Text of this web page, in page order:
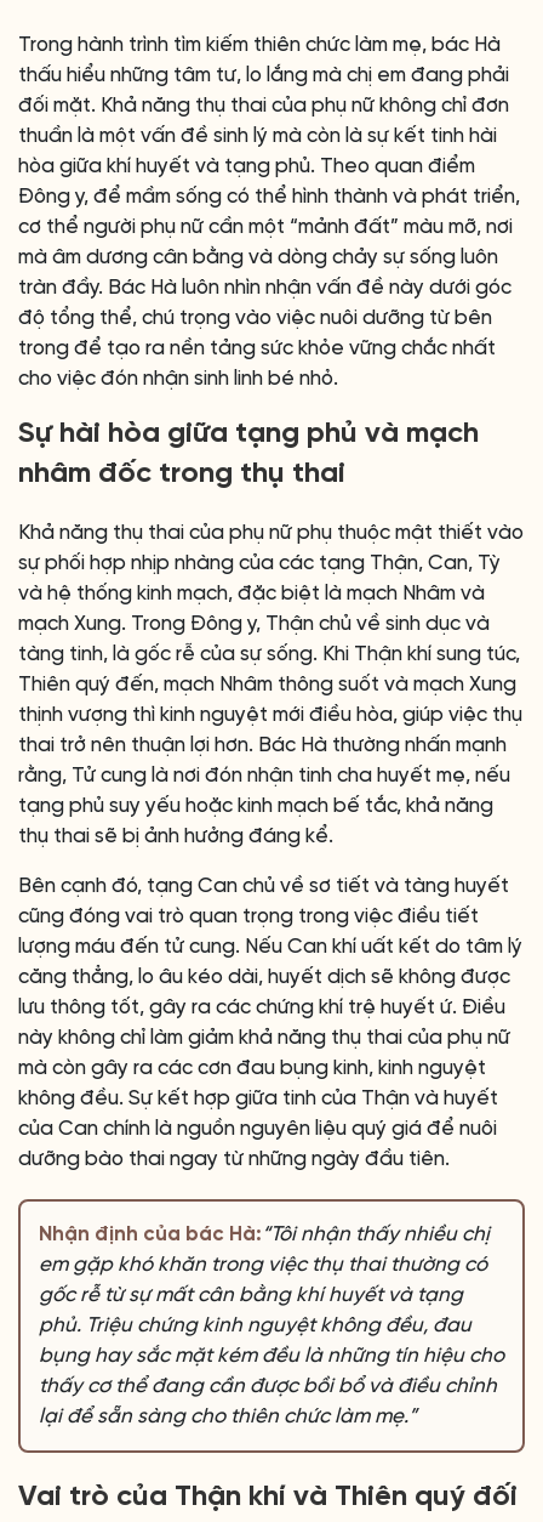
Trong hành trình tìm kiếm thiên chức làm mẹ, bác Hà
thấu hiểu những tâm tư, lo lắng mà chị em đang phải
đối mặt. Khả năng thụ thai của phụ nữ không chỉ đơn
thuần là một vấn đề sinh lý mà còn là sự kết tinh hài
hòa giữa khí huyết và tạng phủ. Theo quan điểm
Đông y, để mầm sống có thể hình thành và phát triển,
cơ thể người phụ nữ cần một “mảnh đất” màu mỡ, nơi
mà âm dương cân bằng và dòng chảy sự sống luôn
tràn đầy. Bác Hà luôn nhìn nhận vấn đề này dưới góc
độ tổng thể, chú trọng vào việc nuôi dưỡng từ bên
trong để tạo ra nền tảng sức khỏe vững chắc nhất
cho việc đón nhận sinh linh bé nhỏ.
Sự hài hòa giữa tạng phủ và mạch
nhâm đốc trong thụ thai
Khả năng thụ thai của phụ nữ phụ thuộc mật thiết vào
sự phối hợp nhịp nhàng của các tạng Thận, Can, Tỳ
và hệ thống kinh mạch, đặc biệt là mạch Nhâm và
mạch Xung. Trong Đông y, Thận chủ về sinh dục và
tàng tinh, là gốc rễ của sự sống. Khi Thận khí sung túc,
Thiên quý đến, mạch Nhâm thông suốt và mạch Xung
thịnh vượng thì kinh nguyệt mới điều hòa, giúp việc thụ
thai trở nên thuận lợi hơn. Bác Hà thường nhấn mạnh
rằng, Tử cung là nơi đón nhận tinh cha huyết mẹ, nếu
tạng phủ suy yếu hoặc kinh mạch bế tắc, khả năng
thụ thai sẽ bị ảnh hưởng đáng kể.
Bên cạnh đó, tạng Can chủ về sơ tiết và tàng huyết
cũng đóng vai trò quan trọng trong việc điều tiết
lượng máu đến tử cung. Nếu Can khí uất kết do tâm lý
căng thẳng, lo âu kéo dài, huyết dịch sẽ không được
lưu thông tốt, gây ra các chứng khí trệ huyết ứ. Điều
này không chỉ làm giảm khả năng thụ thai của phụ nữ
mà còn gây ra các cơn đau bụng kinh, kinh nguyệt
không đều. Sự kết hợp giữa tinh của Thận và huyết
của Can chính là nguồn nguyên liệu quý giá để nuôi
dưỡng bào thai ngay từ những ngày đầu tiên.
Nhận định của bác Hà: “Tôi nhận thấy nhiều chị
em gặp khó khăn trong việc thụ thai thường có
gốc rễ từ sự mất cân bằng khí huyết và tạng
phủ. Triệu chứng kinh nguyệt không đều, đau
bụng hay sắc mặt kém đều là những tín hiệu cho
thấy cơ thể đang cần được bồi bổ và điều chỉnh
lại để sẵn sàng cho thiên chức làm mẹ.”
Vai trò của Thận khí và Thiên quý đối